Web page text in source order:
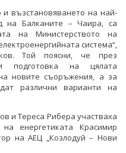
и възстановяването на най-
на Балканите – Чаира, са
на Министерството на
система“,
Той поясни, че през
подготовка на цялата
новите съоръжения, а за
различни варианти на
и Тереса Рибера участваха
енергетиката Красимир
на АЕЦ „Козлодуй – Нови